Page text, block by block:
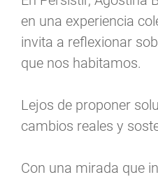
en una experiencia
invita a reflexionar
que nos habitamos.
Lejos de proponer
cambios reales y
Con una mirada que